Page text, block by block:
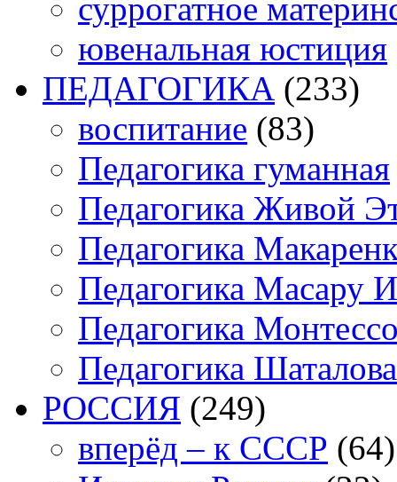
суррогатное
ювенальная юстиция
ПЕДАГОГИКА (233)
воспитание (83)
Педагогика гуманная
Педагогика Живой
Педагогика
Педагогика Масару
Педагогика
Педагогика Шаталова
РОССИЯ (249)
вперёд – к СССР (64)